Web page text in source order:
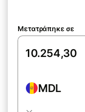
Μετατράπηκε σε
MDL